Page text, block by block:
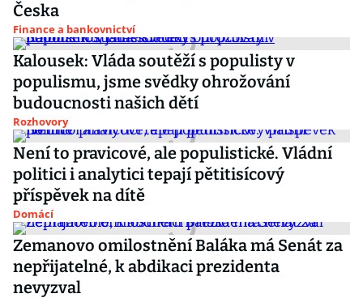
Česka
Finance a bankovnictví
Kalousek: Vláda soutěží s populisty v
populismu, jsme svědky ohrožování
budoucnosti našich dětí
Rozhovory
Není to pravicové, ale populistické. Vládní
politici i analytici tepají pětitisícový
příspěvek na dítě
Domácí
Zemanovo omilostnění Baláka má Senát za
nepřijatelné, k abdikaci prezidenta
nevyzval